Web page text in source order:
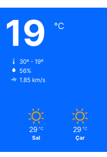
19 ℃
30º - 19º
56%
1.85 km/s
29 ℃
Sal
29 ℃
Çar